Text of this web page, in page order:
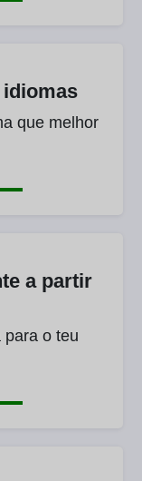
que melhor
a partir
para o teu